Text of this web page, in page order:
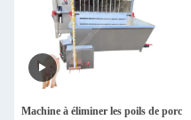
Machine à éliminer les poils de porc